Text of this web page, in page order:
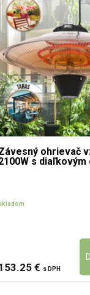
ohrievač
s diaľkovým
€ s DPH